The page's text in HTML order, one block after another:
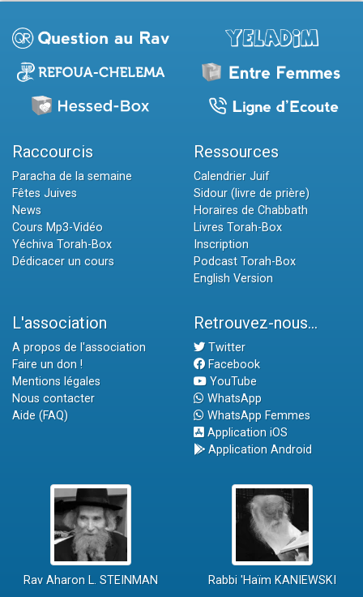
Raccourcis
Paracha de la semaine
Fêtes Juives
News
Cours Mp3-Vidéo
Yéchiva Torah-Box
Dédicacer un cours
Ressources
Calendrier Juif
Sidour (livre de prière)
Horaires de Chabbath
Livres Torah-Box
Inscription
Podcast Torah-Box
English Version
L'association
A propos de l'association
Faire un don !
Mentions légales
Nous contacter
Aide (FAQ)
Retrouvez-nous...
Twitter
Facebook
YouTube
WhatsApp
WhatsApp Femmes
Application iOS
Application Android
Rav Aharon L. STEINMAN Rabbi 'Haïm KANIEWSKI